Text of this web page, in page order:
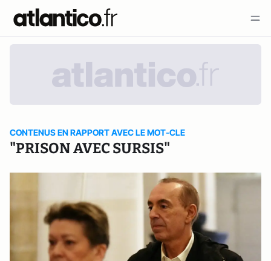
CONTENUS EN RAPPORT AVEC LE MOT-CLE
"PRISON AVEC SURSIS"